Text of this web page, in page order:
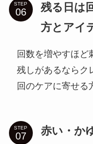
STEP
残る日は
方とアイ
回数を増やすほど
残しがあるならク
回のケアに寄せる
STEP
赤い・か